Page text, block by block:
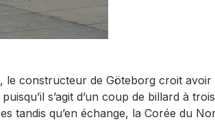
le constructeur de Göteborg croit avoir
s’agit d’un coup de billard à trois
tandis qu’en échange, la Corée du